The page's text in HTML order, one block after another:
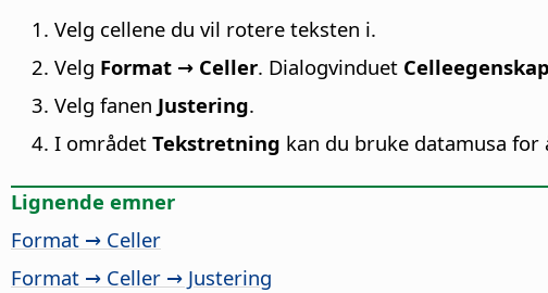
Velg cellene du vil rotere teksten i.
Velg Format → Celler. Dialogvinduet
Velg fanen Justering.
I området Tekstretning kan du bruke datamusa
Lignende emner
Format → Celler
Format → Celler → Justering